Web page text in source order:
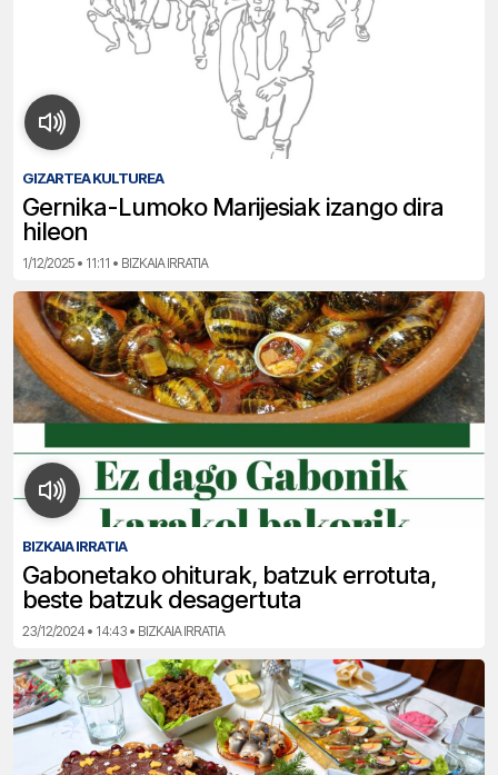
GIZARTEA KULTUREA
Gernika-Lumoko Marijesiak izango dira
hileon
1/12/2025 • 11:11 • BIZKAIA IRRATIA
BIZKAIA IRRATIA
Gabonetako ohiturak, batzuk errotuta,
beste batzuk desagertuta
23/12/2024 • 14:43 • BIZKAIA IRRATIA